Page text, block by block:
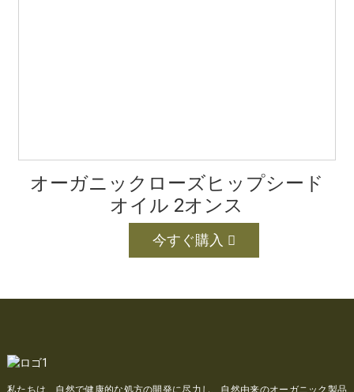
オーガニックローズヒップシード
オイル 2オンス
今すぐ購入